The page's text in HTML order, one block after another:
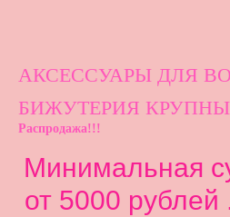
АКСЕССУАРЫ ДЛЯ
БИЖУТЕРИЯ
Распродажа!!!
Минимальная
от 5000 рублей